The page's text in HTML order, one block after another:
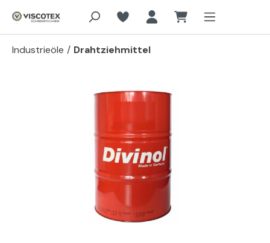
Zum Hauptinhalt springen
Industrieöle / Drahtziehmittel
Bildergalerie überspringen